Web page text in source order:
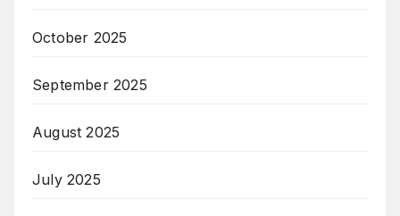
October 2025
September 2025
August 2025
July 2025